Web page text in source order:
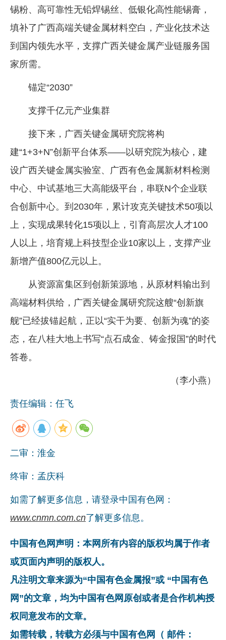
锡粉、高可靠性无铅焊锡丝、低银化高性能锡膏，
填补了广西高端关键金属材料空白，产业化技术达
到国内领先水平，支撑广西关键金属产业链服务国
家所需。
锚定“2030”
支撑千亿元产业集群
接下来，广西关键金属研究院将构
建“1+3+N”创新平台体系——以研究院为核心，建
设广西关键金属实验室、广西有色金属新材料检测
中心、中试基地三大高能级平台，串联N个企业联
合创新中心。到2030年，累计攻克关键技术50项以
上，实现成果转化15项以上，引育高层次人才100
人以上，培育规上科技型企业10家以上，支撑产业
新增产值800亿元以上。
从资源富集区到创新策源地，从原材料输出到
高端材料供给，广西关键金属研究院这艘“创新旗
舰”已经拔锚起航，正以“实干为要、创新为魂”的姿
态，在八桂大地上书写“点石成金、铸金报国”的时代
答卷。
（李小燕）
责任编辑：任飞
二审：淮金
终审：孟庆科
如需了解更多信息，请登录中国有色网：
www.cnmn.com.cn了解更多信息。
中国有色网声明：本网所有内容的版权均属于作者
或页面内声明的版权人。
凡注明文章来源为“中国有色金属报”或 “中国有色
网”的文章，均为中国有色网原创或者是合作机构授
权同意发布的文章。
如需转载，转载方必须与中国有色网（ 邮件：